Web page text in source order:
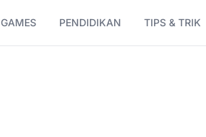
GAMES PENDIDIKAN TIPS & TRIK